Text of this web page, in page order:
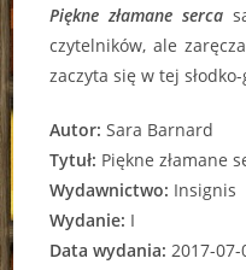
Piękne złamane serca
czytelników, ale
zaczyta się w tej
Autor: Sara Barnard
Tytuł: Piękne złamane
Wydawnictwo: Insignis
Wydanie: I
Data wydania: 2017-07-